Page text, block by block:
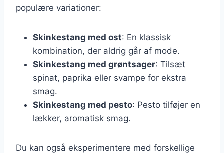
populære variationer:
Skinkestang med ost: En klassisk
kombination, der aldrig går af mode.
Skinkestang med grøntsager: Tilsæt
spinat, paprika eller svampe for ekstra
smag.
Skinkestang med pesto: Pesto tilføjer en
lækker, aromatisk smag.
Du kan også eksperimentere med forskellige